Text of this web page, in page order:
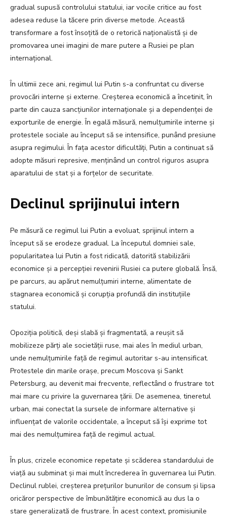
gradual supusă controlului statului, iar vocile critice au fost
adesea reduse la tăcere prin diverse metode. Această
transformare a fost însoțită de o retorică naționalistă și de
promovarea unei imagini de mare putere a Rusiei pe plan
internațional.
În ultimii zece ani, regimul lui Putin s-a confruntat cu diverse
provocări interne și externe. Creșterea economică a încetinit, în
parte din cauza sancțiunilor internaționale și a dependenței de
exporturile de energie. În egală măsură, nemulțumirile interne și
protestele sociale au început să se intensifice, punând presiune
asupra regimului. În fața acestor dificultăți, Putin a continuat să
adopte măsuri represive, menținând un control riguros asupra
aparatului de stat și a forțelor de securitate.
Declinul sprijinului intern
Pe măsură ce regimul lui Putin a evoluat, sprijinul intern a
început să se erodeze gradual. La începutul domniei sale,
popularitatea lui Putin a fost ridicată, datorită stabilizării
economice și a percepției revenirii Rusiei ca putere globală. Însă,
pe parcurs, au apărut nemulțumiri interne, alimentate de
stagnarea economică și corupția profundă din instituțiile
statului.
Opoziția politică, deși slabă și fragmentată, a reușit să
mobilizeze părți ale societății ruse, mai ales în mediul urban,
unde nemulțumirile față de regimul autoritar s-au intensificat.
Protestele din marile orașe, precum Moscova și Sankt
Petersburg, au devenit mai frecvente, reflectând o frustrare tot
mai mare cu privire la guvernarea țării. De asemenea, tineretul
urban, mai conectat la sursele de informare alternative și
influențat de valorile occidentale, a început să își exprime tot
mai des nemulțumirea față de regimul actual.
În plus, crizele economice repetate și scăderea standardului de
viață au subminat și mai mult încrederea în guvernarea lui Putin.
Declinul rublei, creșterea prețurilor bunurilor de consum și lipsa
oricăror perspective de îmbunătățire economică au dus la o
stare generalizată de frustrare. În acest context, promisiunile